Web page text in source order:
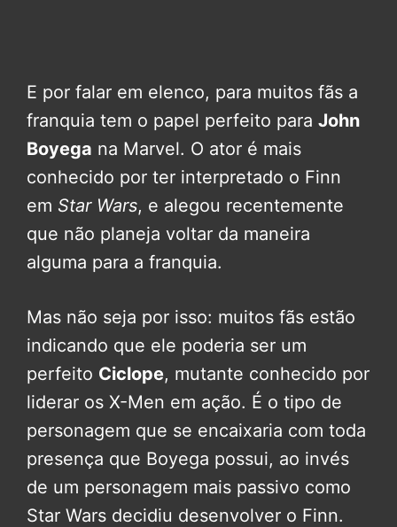
E por falar em elenco, para muitos fãs a
franquia tem o papel perfeito para John
Boyega na Marvel. O ator é mais
conhecido por ter interpretado o Finn
em Star Wars, e alegou recentemente
que não planeja voltar da maneira
alguma para a franquia.
Mas não seja por isso: muitos fãs estão
indicando que ele poderia ser um
perfeito Ciclope, mutante conhecido por
liderar os X-Men em ação. É o tipo de
personagem que se encaixaria com toda
presença que Boyega possui, ao invés
de um personagem mais passivo como
Star Wars decidiu desenvolver o Finn.